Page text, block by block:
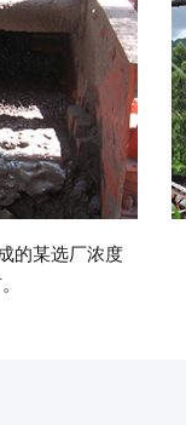
的某选厂浓度